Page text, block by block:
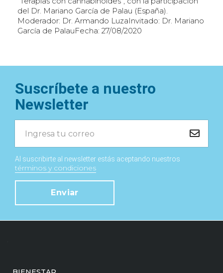
del Dr. Mariano García de Palau (España).
Moderador: Dr. Armando LuzaInvitado: Dr. Mariano
García de PalauFecha: 27/08/2020
Suscríbete a nuestro
Newsletter
Al suscribirte al newsletter estás aceptando nuestros
términos y condiciones
Enviar